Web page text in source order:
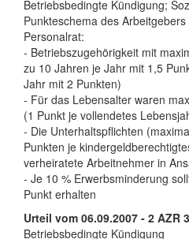
Betriebsbedingte Kündigung;
Punkteschema des
Personalrat:
- Betriebszugehörigkeit mit
zu 10 Jahren je Jahr mit 1,5
Jahr mit 2 Punkten)
- Für das Lebensalter waren
(1 Punkt je vollendetes
- Die Unterhaltspflichten
Punkten je
verheiratete Arbeitnehmer in
- Je 10 % Erwerbsminderung
Punkt erhalten
Urteil vom 06.09.2007 - 2 AZR
Betriebsbedingte Kündigung